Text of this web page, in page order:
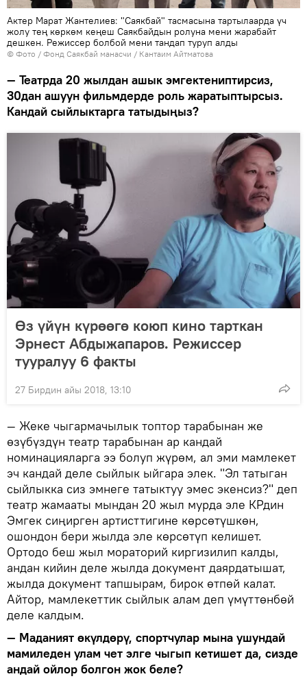
Актер Марат Жантелиев: "Саякбай" тасмасына тартылаарда үч
жолу тең көркөм кеңеш Саякбайдын ролуна мени жарабайт
дешкен. Режиссер болбой мени тандап туруп алды
© Фото / Фонд Саякбай манасчи / Кантаим Айтматова
— Театрда 20 жылдан ашык эмгектениптирсиз,
30дан ашуун фильмдерде роль жаратыптырсыз.
Кандай сыйлыктарга татыдыңыз?
Өз үйүн күрөөгө коюп кино тарткан
Эрнест Абдыжапаров. Режиссер
тууралуу 6 факты
27 Бирдин айы 2018, 13:10
— Жеке чыгармачылык топтор тарабынан же
өзүбүздүн театр тарабынан ар кандай
номинацияларга ээ болуп жүрөм, ал эми мамлекет
эч кандай деле сыйлык ыйгара элек. "Эл татыган
сыйлыкка сиз эмнеге татыктуу эмес экенсиз?" деп
театр жамааты мындан 20 жыл мурда эле КРдин
Эмгек сиңирген артисттигине көрсөтүшкөн,
ошондон бери жылда эле көрсөтүп келишет.
Ортодо беш жыл мораторий киргизилип калды,
андан кийин деле жылда документ даярдатышат,
жылда документ тапшырам, бирок өтпөй калат.
Айтор, мамлекеттик сыйлык алам деп үмүттөнбөй
деле калдым.
— Маданият өкүлдөрү, спортчулар мына ушундай
мамиледен улам чет элге чыгып кетишет да, сизде
андай ойлор болгон жок беле?